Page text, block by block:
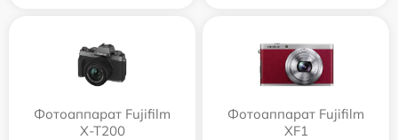
Фотоаппарат Fujifilm
X-T200
Фотоаппарат Fujifilm
XF1